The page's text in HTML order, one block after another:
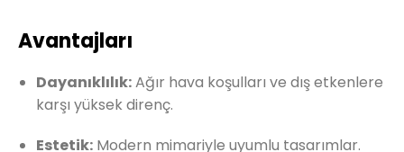
Avantajları
Dayanıklılık:Ağır hava koşulları ve dış etkenlere
karşı yüksek direnç.
Estetik: Modern mimariyle uyumlu tasarımlar.